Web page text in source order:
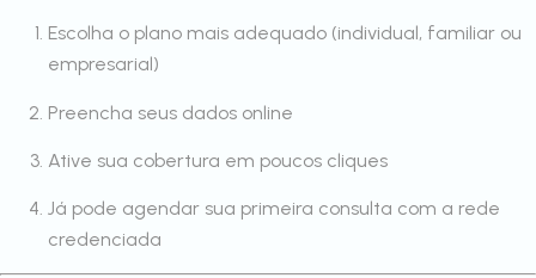
Escolha o plano mais adequado (individual, familiar ou
empresarial)
Preencha seus dados online
Ative sua cobertura em poucos cliques
Já pode agendar sua primeira consulta com a rede
credenciada